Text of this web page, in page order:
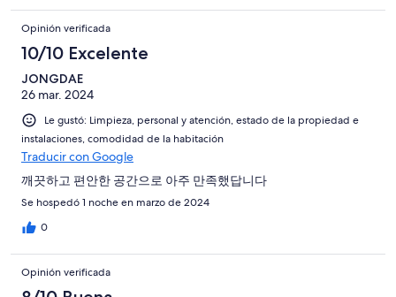
Opinión verificada
10/10 Excelente
JONGDAE
26 mar. 2024
Le gustó: Limpieza, personal y atención, estado de la propiedad e
instalaciones, comodidad de la habitación
Traducir con Google
깨끗하고 편안한 공간으로 아주 만족했답니다
Se hospedó 1 noche en marzo de 2024
0
Opinión verificada